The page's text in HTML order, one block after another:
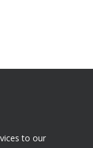
to our